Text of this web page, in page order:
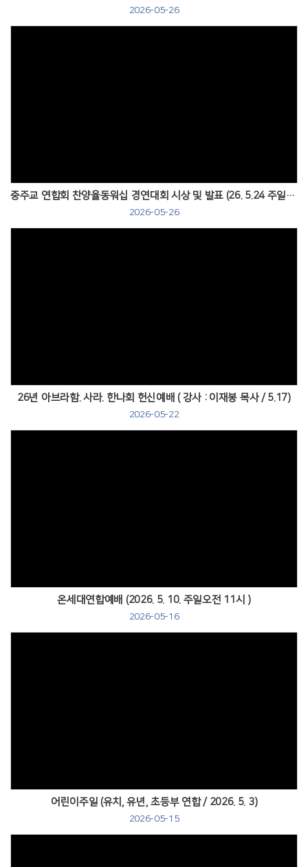
2026-05-26
중주교 연합회 찬양율동워십 경연대회 시상 및 발표 (26. 5.24 주일오후예배시)
2026-05-26
26년 아브라함. 사라. 한나회 헌신예배 ( 강사 : 이재봉 목사 / 5.17)
2026-05-22
온세대연합예배 (2026. 5. 10. 주일오전 11시 )
2026-05-16
어린이주일 (유치, 유년, 초등부 연합 / 2026. 5. 3)
2026-05-15